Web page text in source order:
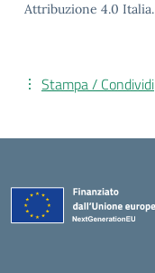
Attribuzione 4.0 Italia.
Stampa / Condividi